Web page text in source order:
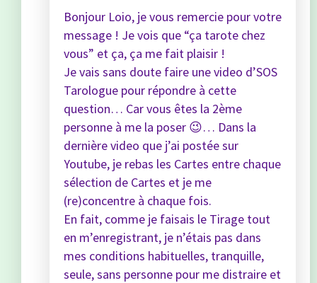
Bonjour Loio, je vous remercie pour votre
message ! Je vois que “ça tarote chez
vous” et ça, ça me fait plaisir !
Je vais sans doute faire une video d’SOS
Tarologue pour répondre à cette
question… Car vous êtes la 2ème
personne à me la poser 😉… Dans la
dernière video que j’ai postée sur
Youtube, je rebas les Cartes entre chaque
sélection de Cartes et je me
(re)concentre à chaque fois.
En fait, comme je faisais le Tirage tout
en m’enregistrant, je n’étais pas dans
mes conditions habituelles, tranquille,
seule, sans personne pour me distraire et